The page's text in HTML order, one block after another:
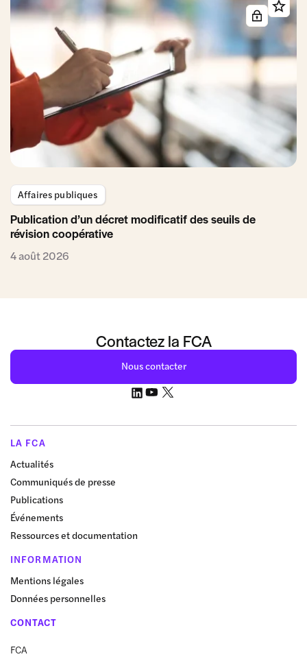
Affaires publiques
Publication d’un décret modificatif des seuils de
révision coopérative
4 août 2026
Contactez la FCA
Nous contacter
LA FCA
Actualités
Communiqués de presse
Publications
Événements
Ressources et documentation
INFORMATION
Mentions légales
Données personnelles
CONTACT
FCA